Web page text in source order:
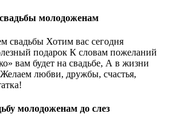
молодоженам
свадьбы Хотим вас сегодня
подарок К словам пожеланий
вам будет на свадьбе, А в жизни
любви, дружбы, счастья,
молодоженам до слез